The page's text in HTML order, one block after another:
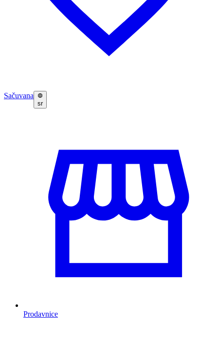
Sačuvana
sr
Prodavnice